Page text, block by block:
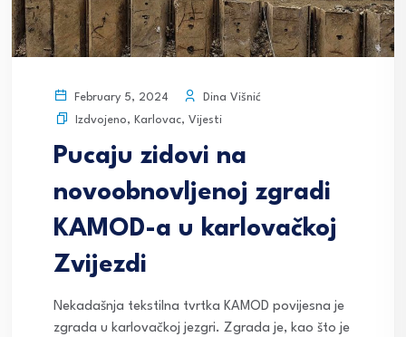
February 5, 2024
Dina Višnić
Izdvojeno, Karlovac, Vijesti
Pucaju zidovi na
novoobnovljenoj zgradi
KAMOD-a u karlovačkoj
Zvijezdi
Nekadašnja tekstilna tvrtka KAMOD povijesna je
zgrada u karlovačkoj jezgri. Zgrada je, kao što je